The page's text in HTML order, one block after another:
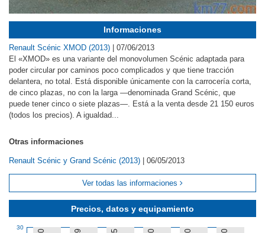
Precios, datos y equipamiento
30
0 9 0 0 0
Informaciones
Renault Scénic XMOD (2013)
07/06/2013
El «XMOD» es una variante del monovolumen Scénic adaptada para
poder circular por caminos poco complicados y que tiene tracción
delantera, no total. Está disponible únicamente con la carrocería corta,
de cinco plazas, no con la larga —denominada Grand Scénic, que
puede tener cinco o siete plazas—. Está a la venta desde 21 150 euros
(todos los precios). A igualdad...
Otras informaciones
Renault Scénic y Grand Scénic (2013) 06/05/2013
Ver todas las informaciones